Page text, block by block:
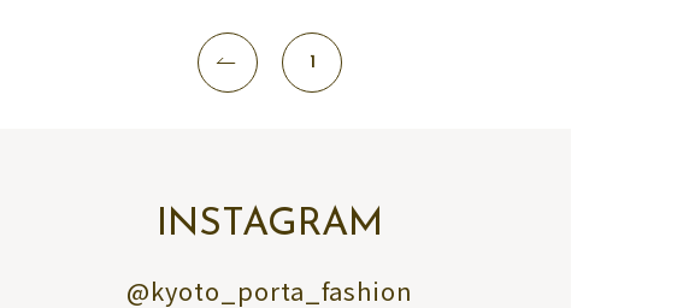
1
INSTAGRAM
@kyoto_porta_fashion